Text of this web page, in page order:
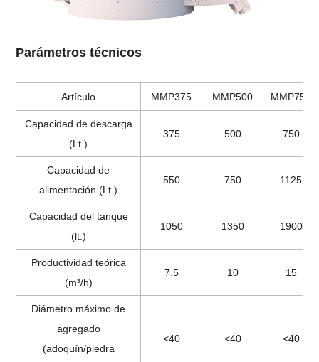
Parámetros técnicos
Artículo MMP375 MMP500 MMP750
Capacidad de descarga
(Lt.)
375 500 750
Capacidad de
alimentación (Lt.)
550 750 1125
Capacidad del tanque
(lt.)
1050 1350 1900
Productividad teórica
(m³/h)
7.5 10 15
Diámetro máximo de
agregado
(adoquín/piedra
<40 <40 <40